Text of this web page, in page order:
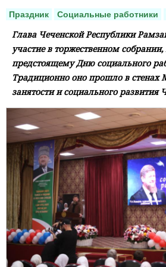
Праздник Социальные работники
Глава Чеченской Республики
участие в торжественном
предстоящему Дню социального
Традиционно оно прошло в стенах
занятости и социального развития